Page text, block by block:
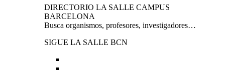
DIRECTORIO LA SALLE CAMPUS
BARCELONA
Busca organismos, profesores, investigadores…
SIGUE LA SALLE BCN